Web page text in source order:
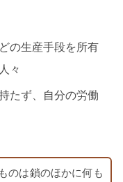
の生産手段を所有
々
たず、自分の労働
のは鎖のほかに何も